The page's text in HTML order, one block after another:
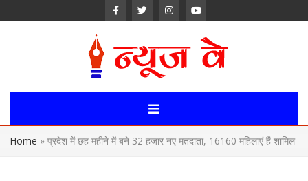
News Way:
Uttarakhand,
Home » प्रदेश में छह महीने में बने 32 हजार नए मतदाता, 16160 महिलाएं हैं शामिल